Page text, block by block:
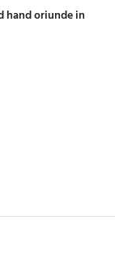
hand oriunde in